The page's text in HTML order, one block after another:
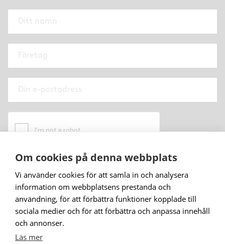
du vår personuppgiftspolicy.
Prenumerera
Om cookies på denna webbplats
Vi använder cookies för att samla in och analysera
information om webbplatsens prestanda och
användning, för att förbättra funktioner kopplade till
sociala medier och för att förbättra och anpassa innehåll
och annonser.
Läs mer